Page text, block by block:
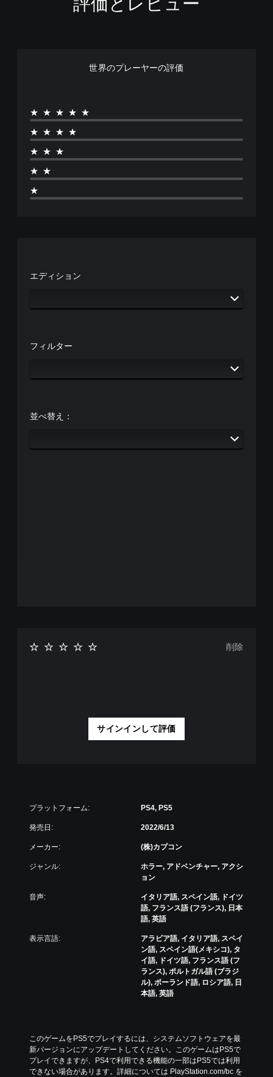
世界のプレーヤーの評価
★★★★★
★★★★
★★★
★★
★
エディション
フィルター
並べ替え：
サインインして評価
削除
プラットフォーム: PS4, PS5
発売日: 2022/6/13
メーカー: (株)カプコン
ジャンル:
ホラー, アドベンチャー, アクシ
ョン
音声:
イタリア語, スペイン語, ドイツ
語, フランス語 (フランス), 日本
語, 英語
表示言語:
アラビア語, イタリア語, スペイ
ン語, スペイン語(メキシコ), タ
イ語, ドイツ語, フランス語 (フ
ランス), ポルトガル語 (ブラジ
ル), ポーランド語, ロシア語, 日
本語, 英語
このゲームをPS5でプレイするには、システムソフトウェアを最
新バージョンにアップデートしてください。このゲームはPS5で
プレイできますが、PS4で利用できる機能の一部はPS5では利用
できない場合があります。詳細については PlayStation.com/bc を